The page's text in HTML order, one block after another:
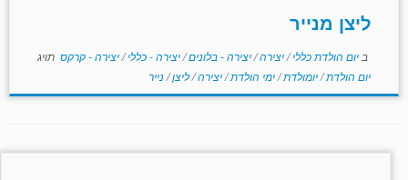
ליצן מנייר
ב יום הולדת כללי/יצירה/יצירה - בלונים/יצירה - כללי/יצירה - קרקס תויג
יום הולדת/יומולדת/ימי הולדת/יצירה/ליצן/ נייר